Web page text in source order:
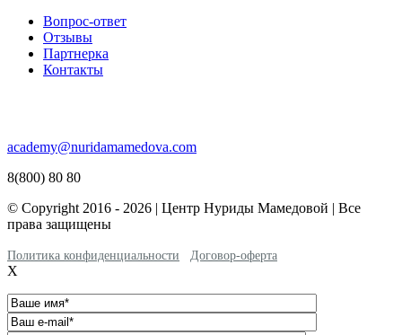
Вопрос-ответ
Отзывы
Партнерка
Контакты
academy@nuridamamedova.com
8(800) 80 80
© Copyright 2016 - 2026 | Центр Нуриды Мамедовой | Все
права защищены
Политика конфиденциальности Договор-оферта
X